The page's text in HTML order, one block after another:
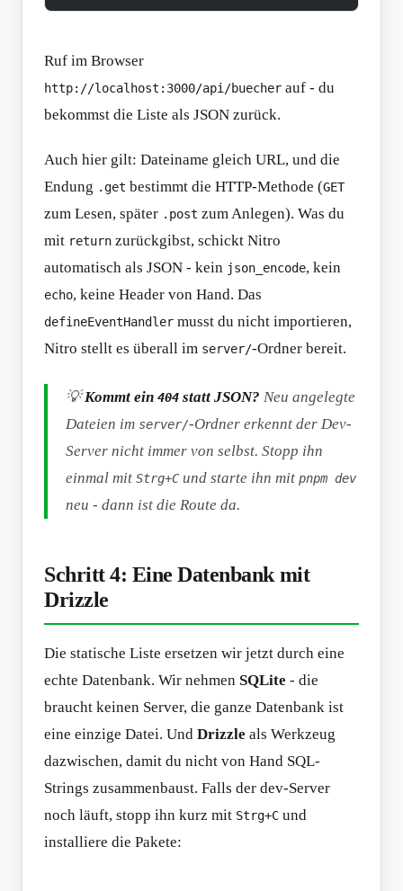
Ruf im Browser
http://localhost:3000/api/buecher auf - du
bekommst die Liste als JSON zurück.
Auch hier gilt: Dateiname gleich URL, und die
Endung .get bestimmt die HTTP-Methode (GET
zum Lesen, später .post zum Anlegen). Was du
mit return zurückgibst, schickt Nitro
automatisch als JSON - kein json_encode, kein
echo, keine Header von Hand. Das
defineEventHandler musst du nicht importieren,
Nitro stellt es überall im server/-Ordner bereit.
💡Kommt ein 404 statt JSON? Neu angelegte
Dateien im server/-Ordner erkennt der Dev-
Server nicht immer von selbst. Stopp ihn
einmal mit Strg+Cund starte ihn mit pnpm dev
neu - dann ist die Route da.
Schritt 4: Eine Datenbank mit
Drizzle
Die statische Liste ersetzen wir jetzt durch eine
echte Datenbank. Wir nehmen SQLite - die
braucht keinen Server, die ganze Datenbank ist
eine einzige Datei. Und Drizzle als Werkzeug
dazwischen, damit du nicht von Hand SQL-
Strings zusammenbaust. Falls der dev-Server
noch läuft, stopp ihn kurz mit Strg+C und
installiere die Pakete: